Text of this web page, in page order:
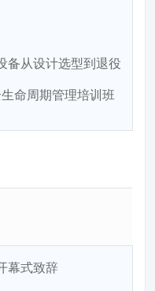
备从设计选型到退役
命周期管理培训班
幕式致辞